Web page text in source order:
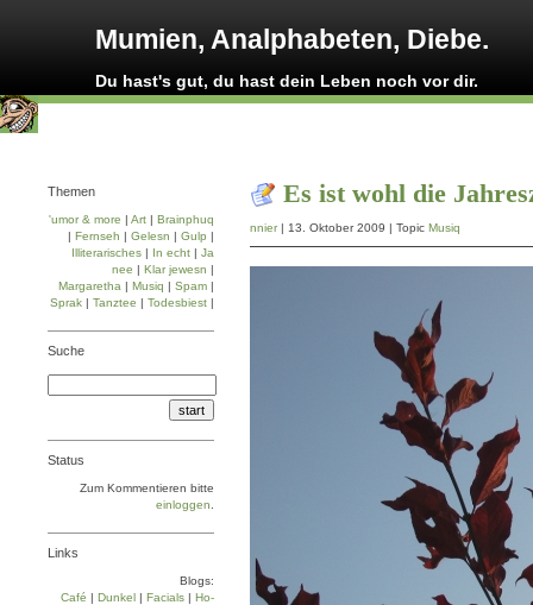
Mumien, Analphabeten, Diebe.
Du hast's gut, du hast dein Leben noch vor dir.
Es ist wohl die
nnier| 13. Oktober 2009 | Topic Musiq
Themen
'umor & more | Art | Brainphuq
| Fernseh | Gelesn | Gulp |
Illiterarisches | In echt | Ja
nee | Klar jewesn |
Margaretha | Musiq | Spam |
Sprak | Tanztee | Todesbiest |
Suche
Status
Zum Kommentieren bitte
einloggen
Links
Blogs:
Café | Dun­kel | Facials | Ho­